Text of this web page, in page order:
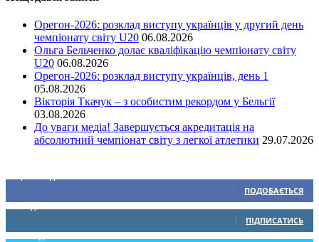
Орегон-2026: розклад виступу українців у другий день
чемпіонату світу U20 06.08.2026
Ольга Бельченко долає кваліфікацію чемпіонату світу
U20 06.08.2026
Орегон-2026: розклад виступу українців, день 1
05.08.2026
Вікторія Ткачук – з особистим рекордом у Бельгії
03.08.2026
До уваги медіа! Завершується акредитація на
абсолютний чемпіонат світу з легкої атлетики 29.07.2026
ПОДОБАЄТЬСЯ
0 Підписників
ПІДПИСАТИСЬ
234 Підписників